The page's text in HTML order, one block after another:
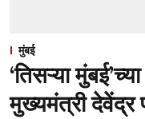
मुंबई
‘तिसऱ्या
मुख्यमंत्री देवेंद्र